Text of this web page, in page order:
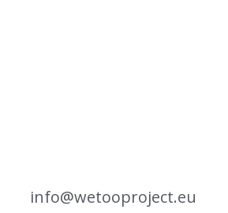
info@wetooproject.eu